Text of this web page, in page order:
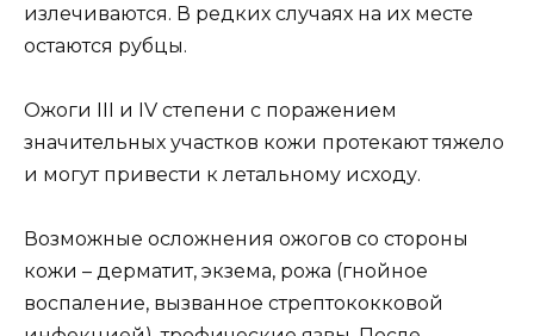
излечиваются. В редких случаях на их месте
остаются рубцы.
Ожоги III и IV степени с поражением
значительных участков кожи протекают тяжело
и могут привести к летальному исходу.
Возможные осложнения ожогов со стороны
кожи – дерматит, экзема, рожа (гнойное
воспаление, вызванное стрептококковой